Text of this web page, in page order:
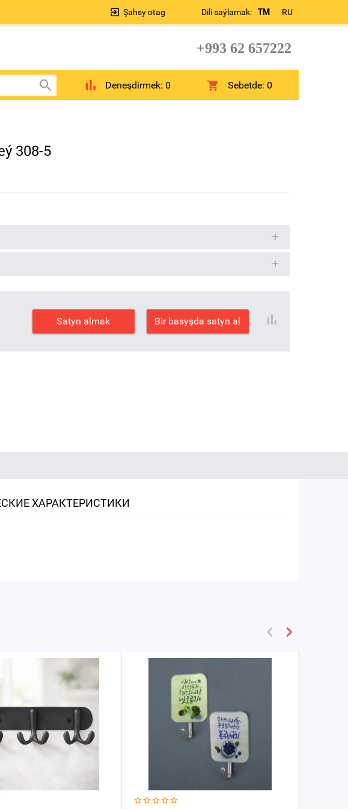
Dili saýlamak: TM RU
Şahsy otag
+993 62 657222
Deneşdirmek: 0 Sebetde:0
308-5
Satyn almak Bir basyşda satyn al
ХАРАКТЕРИСТИКИ